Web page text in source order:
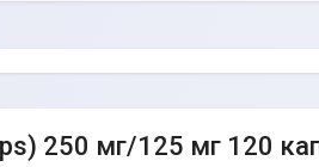
250 мг/125 мг 120